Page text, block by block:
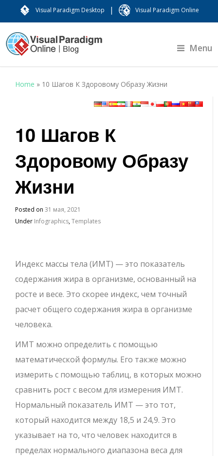
Visual Paradigm Desktop | Visual Paradigm Online
Menu
Home » 10 Шагов К Здоровому Образу Жизни
10 Шагов К
Здоровому Образу
Жизни
Posted on31 мая, 2021
Under Infographics,Templates
Индекс массы тела (ИМТ) — это показатель
содержания жира в организме, основанный на
росте и весе. Это скорее индекс, чем точный
расчет общего содержания жира в организме
человека.
ИМТ можно определить с помощью
математической формулы. Его также можно
измерить с помощью таблиц, в которых можно
сравнить рост с весом для измерения ИМТ.
Нормальный показатель ИМТ — это тот,
который находится между 18,5 и 24,9. Это
указывает на то, что человек находится в
пределах нормального диапазона веса для